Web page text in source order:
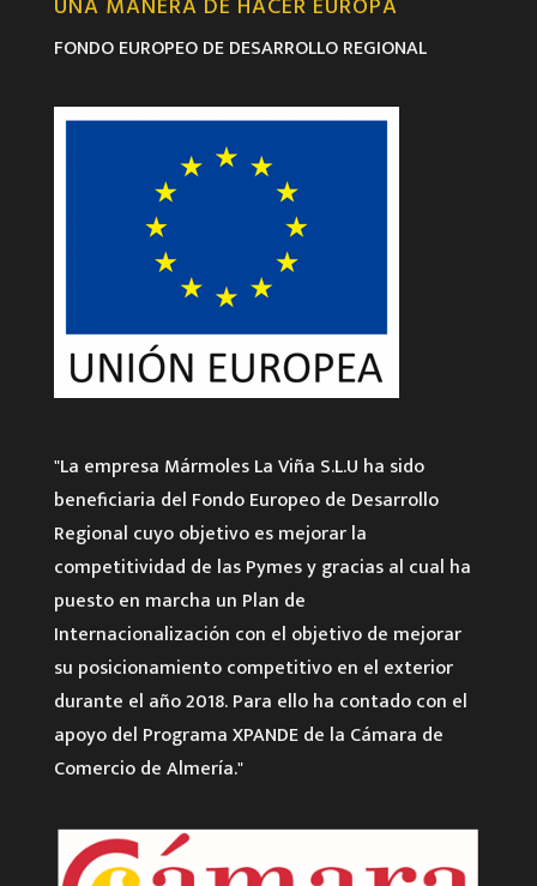
FONDO EUROPEO DE DESARROLLO REGIONAL
"La empresa Mármoles La Viña S.L.U ha sido
beneficiaria del Fondo Europeo de Desarrollo
Regional cuyo objetivo es mejorar la
competitividad de las Pymes y gracias al cual ha
puesto en marcha un Plan de
Internacionalización con el objetivo de mejorar
su posicionamiento competitivo en el exterior
durante el año 2018. Para ello ha contado con el
apoyo del Programa XPANDE de la Cámara de
Comercio de Almería."